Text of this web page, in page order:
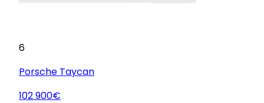
6
Porsche Taycan
102 900€